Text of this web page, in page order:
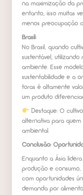
na maximização da
entanto, isso muitas
menos preocupação
Brasil:
No Brasil, quando
sustentável,
ambiente. Esse
sustentabilidade e a
toras é altamente
um produto
Destaque: O
alternativa para quem
ambiental.
Conclusão:
Enquanto a Ásia
produção e
com oportunidades
demanda por